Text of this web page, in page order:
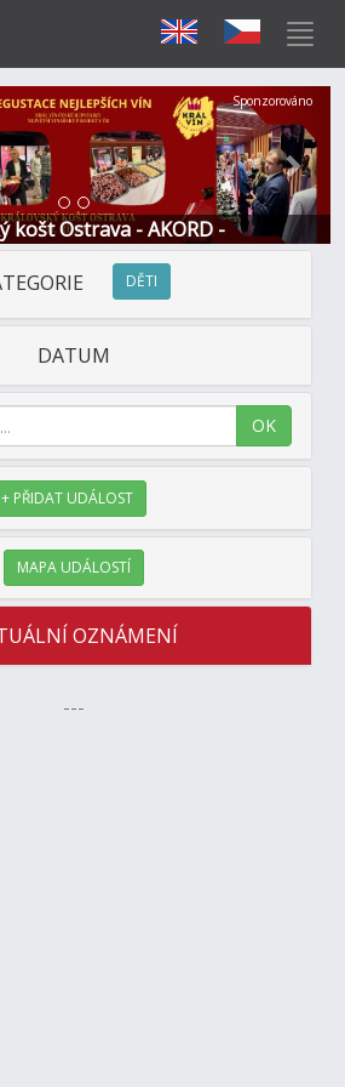
košt Ostrava - AKORD -
Další
Sponzorováno
DĚTI
DATUM
OK
+ PŘIDAT UDÁLOST
MAPA UDÁLOSTÍ
OZNÁMENÍ
---